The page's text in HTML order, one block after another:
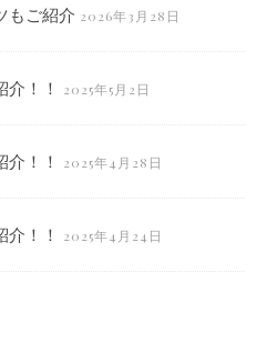
もご紹介 2026年3月28日
！！ 2025年5月2日
！！ 2025年4月28日
！！ 2025年4月24日